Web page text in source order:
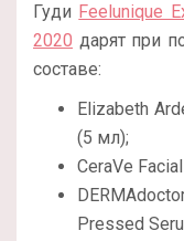
Гуди Feelunique
2020 дарят при
составе:
Elizabeth
(5 мл);
CeraVe
Pressed